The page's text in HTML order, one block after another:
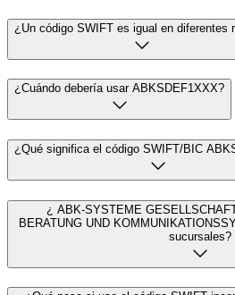
¿Un código SWIFT es igual en diferentes
¿Cuándo debería usar ABKSDEF1XXX?
¿Qué significa el código SWIFT/BIC
¿ ABK-SYSTEME
BERATUNG UND
sucursales?